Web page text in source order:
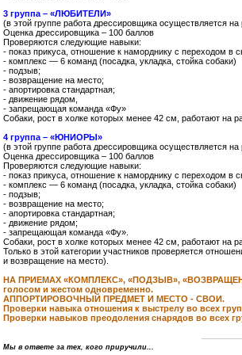
3 группа – «ЛЮБИТЕЛИ»
(в этой группе работа дрессировщика осуществляется
Оценка дрессировщика – 100 баллов
Проверяются следующие навыки:
- показ прикуса, отношение к наморднику с переходом в
- комплекс — 6 команд (посадка, укладка, стойка собаки)
- подзыв;
- возвращение на место;
- апортировка стандартная;
- движение рядом,
- запрещающая команда «Фу»
Собаки, рост в холке которых менее 42 см, работают на
4 группа – «ЮНИОРЫ»
(в этой группе работа дрессировщика осуществляется
Оценка дрессировщика – 100 баллов
Проверяются следующие навыки:
- показ прикуса, отношение к наморднику с переходом в
- комплекс — 6 команд (посадка, укладка, стойка собаки)
- подзыв;
- возвращение на место;
- апортировка стандартная;
- движение рядом;
- запрещающая команда «Фу».
Собаки, рост в холке которых менее 42 см, работают на
Только в этой категории участников проверяется
и возвращение на место).
НА ПРИЕМАХ «КОМПЛЕКС», «ПОДЗЫВ»,
голосом и жестом одновременно.
АППОРТИРОВОЧНЫЙ ПРЕДМЕТ И МЕСТО - СВОИ.
Проверки навыка отношения к выстрелу во всех
Проверки навыков преодоления снарядов во всех
Мы в ответе за тех, кого приручили...